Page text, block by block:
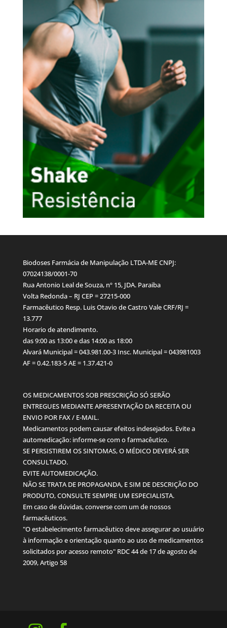
Biodoses Farmácia de Manipulação LTDA-ME CNPJ:
07024138/0001-70
Rua Antonio Leal de Souza, nº 15, JDA. Paraiba
Volta Redonda – RJ CEP = 27215-000
Farmacêutico Resp. Luis Otavio de Castro Vale CRF/RJ =
13.777
Horario de atendimento.
das 9:00 as 13:00 e das 14:00 as 18:00
Alvará Municipal = 043.981.00-3 Insc. Municipal = 043981003
AF = 0.42.183-5 AE = 1.37.421-0
OS MEDICAMENTOS SOB PRESCRIÇÃO SÓ SERÃO
ENTREGUES MEDIANTE APRESENTAÇÃO DA RECEITA OU
ENVIO POR FAX / E-MAIL.
Medicamentos podem causar efeitos indesejados. Evite a
automedicação: informe-se com o farmacêutico.
SE PERSISTIREM OS SINTOMAS, O MÉDICO DEVERÁ SER
CONSULTADO.
EVITE AUTOMEDICAÇÃO.
NÃO SE TRATA DE PROPAGANDA, E SIM DE DESCRIÇÃO DO
PRODUTO, CONSULTE SEMPRE UM ESPECIALISTA.
Em caso de dúvidas, converse com um de nossos
farmacêuticos.
"O estabelecimento farmacêutico deve assegurar ao usuário
à informação e orientação quanto ao uso de medicamentos
solicitados por acesso remoto" RDC 44 de 17 de agosto de
2009, Artigo 58